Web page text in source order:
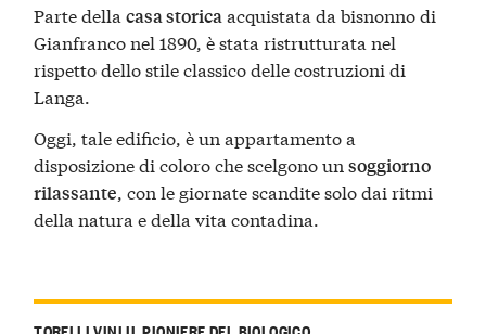
Parte dellacasa storicaacquistata da bisnonno di
Gianfranco nel 1890, è stata ristrutturata nel
rispetto dello stile classico delle costruzioni di
Langa.
Oggi, tale edificio, è un appartamento a
disposizione di coloro che scelgono unsoggiorno
rilassante , con le giornate scandite solo dai ritmi
della natura e della vita contadina.